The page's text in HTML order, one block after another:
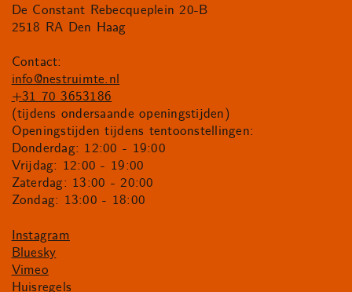
De Constant Rebecqueplein 20-B
2518 RA Den Haag
Contact:
info@nestruimte.nl
+31 70 3653186
(tijdens ondersaande openingstijden)
Openingstijden tijdens tentoonstellingen:
Donderdag: 12:00 - 19:00
Vrijdag: 12:00 - 19:00
Zaterdag: 13:00 - 20:00
Zondag: 13:00 - 18:00
Instagram
Bluesky
Vimeo
Huisregels